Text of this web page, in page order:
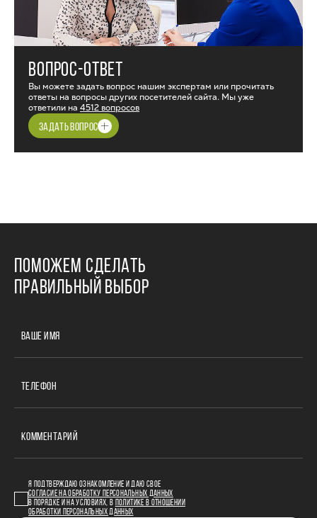
ВОПРОС-ОТВЕТ
Вы можете задать вопрос нашим экспертам или прочитать
ответы на вопросы других посетителей сайта. Мы уже
ответили на 4512 вопросов
ЗАДАТЬ ВОПРОС
ПОМОЖЕМ СДЕЛАТЬ
ПРАВИЛЬНЫЙ ВЫБОР
ВАШЕ ИМЯ
ТЕЛЕФОН
КОММЕНТАРИЙ
Я ПОДТВЕРЖДАЮ ОЗНАКОМЛЕНИЕ И ДАЮ СВОЕ
СОГЛАСИЕ НА ОБРАБОТКУ ПЕРСОНАЛЬНЫХ ДАННЫХ
В ПОРЯДКЕ И НА УСЛОВИЯХ, В
ПОЛИТИКЕ В ОТНОШЕНИИ
ОБРАБОТКИ ПЕРСОНАЛЬНЫХ ДАННЫХ